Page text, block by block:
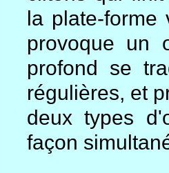
la plate-
provoque un
profond se
régulières, et
deux types
façon